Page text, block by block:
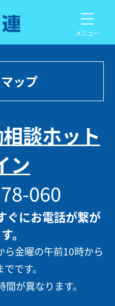
メニュー
ップ
談ホット
ン
060
ぐにお電話が繋が
。
ら金曜の午前10時から
です。
が異なります。